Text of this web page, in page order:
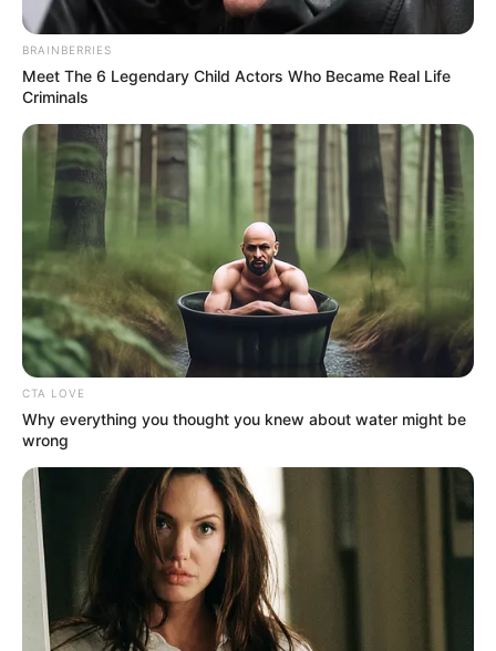
PA QUERERTE
¿Isa encontró el amor? Este es el chico
que le gusta en 'Pa' seguirte queriendo'
PA QUERERTE
¿Qué pasó con Alina
Lozano? Esta es la razón
por la que no está en 'Pa'
seguirte queriendo'
PA QUERERTE
'Pa' seguirte queriendo':
¿Azucena tiene culpa en la
muerte de Octavio?
PA QUERERTE
BRAINBERRIES
Meet The 6 Legendary Child Actors Who Became Real Life
Criminals
CTA LOVE
Why everything you thought you knew about water might be
wrong